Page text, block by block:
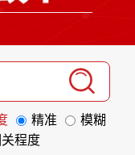
精准
模糊
程度